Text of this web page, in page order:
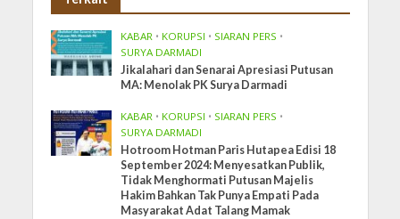
KABAR • KORUPSI • SIARAN PERS •
SURYA DARMADI
Jikalahari dan Senarai Apresiasi Putusan
MA: Menolak PK Surya Darmadi
KABAR • KORUPSI • SIARAN PERS •
SURYA DARMADI
Hotroom Hotman Paris Hutapea Edisi 18
September 2024: Menyesatkan Publik,
Tidak Menghormati Putusan Majelis
Hakim Bahkan Tak Punya Empati Pada
Masyarakat Adat Talang Mamak